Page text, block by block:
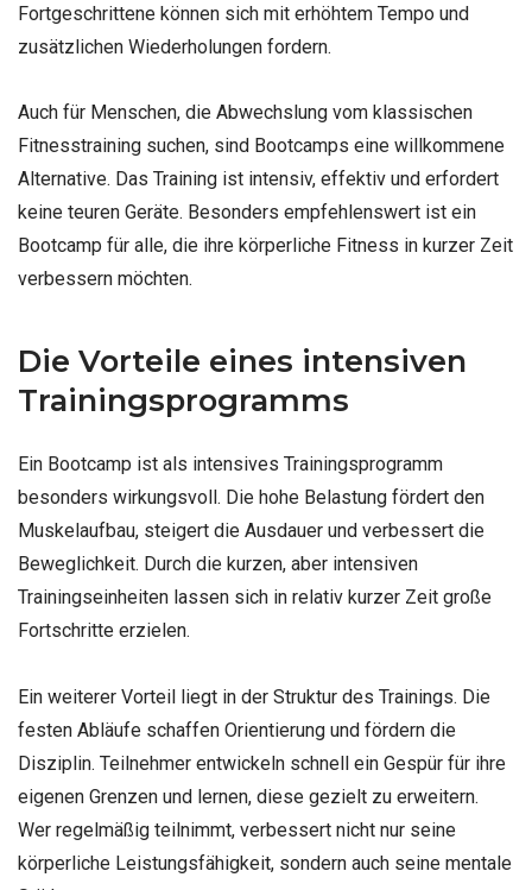
Fortgeschrittene können sich mit erhöhtem Tempo und
zusätzlichen Wiederholungen fordern.
Auch für Menschen, die Abwechslung vom klassischen
Fitnesstraining suchen, sind Bootcamps eine willkommene
Alternative. Das Training ist intensiv, effektiv und erfordert
keine teuren Geräte. Besonders empfehlenswert ist ein
Bootcamp für alle, die ihre körperliche Fitness in kurzer Zeit
verbessern möchten.
Die Vorteile eines intensiven
Trainingsprogramms
Ein Bootcamp ist als intensives Trainingsprogramm
besonders wirkungsvoll. Die hohe Belastung fördert den
Muskelaufbau, steigert die Ausdauer und verbessert die
Beweglichkeit. Durch die kurzen, aber intensiven
Trainingseinheiten lassen sich in relativ kurzer Zeit große
Fortschritte erzielen.
Ein weiterer Vorteil liegt in der Struktur des Trainings. Die
festen Abläufe schaffen Orientierung und fördern die
Disziplin. Teilnehmer entwickeln schnell ein Gespür für ihre
eigenen Grenzen und lernen, diese gezielt zu erweitern.
Wer regelmäßig teilnimmt, verbessert nicht nur seine
körperliche Leistungsfähigkeit, sondern auch seine mentale